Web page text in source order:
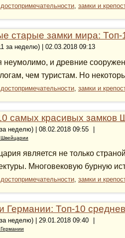
достопримечательности, замки и
старые замки мира: Топ-
за неделю) | 02.03.2018 09:13
неумолимо, и древние
чем туристам. Но
достопримечательности, замки и
самых красивых замков
неделю) | 08.02.2018 09:55
Швейцарии
является не только
Многовековую бурную
достопримечательности, замки и
Германии: Топ-10
неделю) | 29.01.2018 09:40